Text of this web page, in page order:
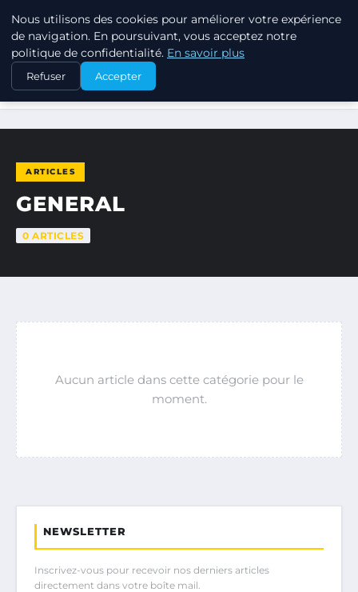
JARDINOTOP
ACCUEIL GENERAL
ARTICLES
GENERAL
0 ARTICLES
Aucun article dans cette catégorie pour le
moment.
NEWSLETTER
Inscrivez-vous pour recevoir nos derniers articles
directement dans votre boîte mail.
Nous utilisons des cookies pour améliorer votre expérience
de navigation. En poursuivant, vous acceptez notre
politique de confidentialité. En savoir plus
Refuser Accepter